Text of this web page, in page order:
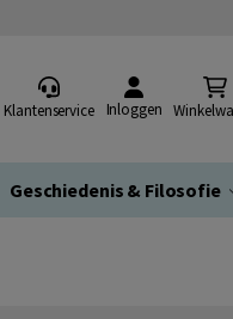
Klantenservice Inloggen
Geschiedenis & Filosofie